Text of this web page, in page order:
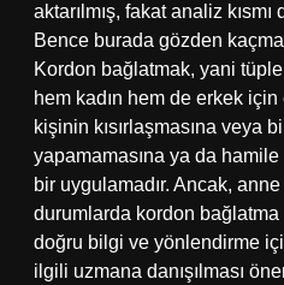
aktarılmış, fakat analiz
Bence burada gözden
Kordon bağlatmak, yani
hem kadın hem de erkek
kişinin kısırlaşmasına veya
yapamamasına ya da
bir uygulamadır. Ancak, anne
durumlarda kordon
doğru bilgi ve yönlendirme
ilgili uzmana danışılması